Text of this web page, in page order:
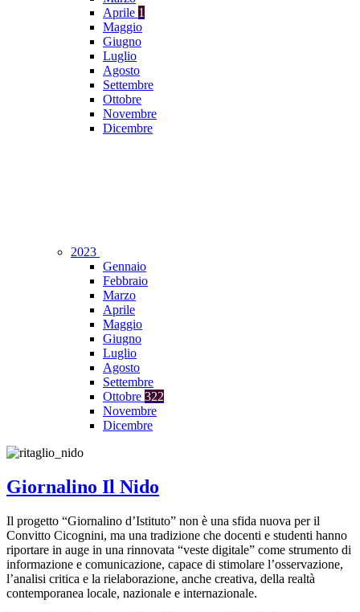
Aprile 1
Maggio
Giugno
Luglio
Agosto
Settembre
Ottobre
Novembre
Dicembre
2023
Gennaio
Febbraio
Marzo
Aprile
Maggio
Giugno
Luglio
Agosto
Settembre
Ottobre 322
Novembre
Dicembre
Giornalino Il Nido
Il progetto “Giornalino d’Istituto” non è una sfida nuova per il
Convitto Cicognini, ma una tradizione che docenti e studenti hanno
riportare in auge in una rinnovata “veste digitale” come strumento di
informazione e comunicazione, capace di stimolare l’osservazione,
l’analisi critica e la rielaborazione, anche creativa, della realtà
contemporanea locale, nazionale e internazionale.